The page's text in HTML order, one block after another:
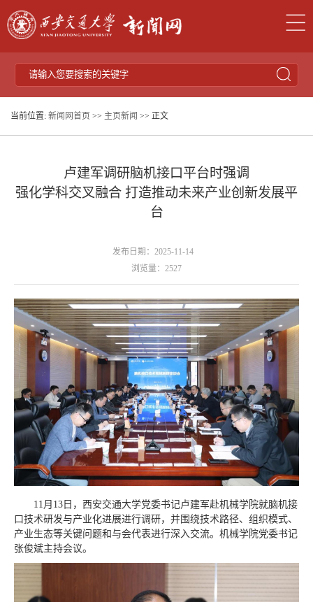
当前位置: 新闻网首页 >> 主页新闻 >> 正文
卢建军调研脑机接口平台时强调
强化学科交叉融合 打造推动未来产业创新发展平
台
发布日期：2025-11-14
浏览量： 2527
11月13日，西安交通大学党委书记卢建军赴机械学院就脑机接
口技术研发与产业化进展进行调研，并围绕技术路径、组织模式、
产业生态等关键问题和与会代表进行深入交流。机械学院党委书记
张俊斌主持会议。